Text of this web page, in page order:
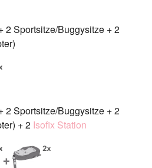
2 Sportsitze/Buggysitze + 2
2 Sportsitze/Buggysitze + 2
+ 2 Isofix Station